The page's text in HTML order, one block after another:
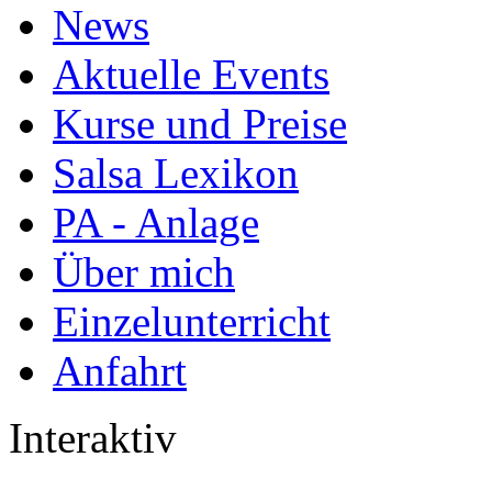
News
Aktuelle Events
Kurse und Preise
Salsa Lexikon
PA - Anlage
Über mich
Einzelunterricht
Anfahrt
Interaktiv